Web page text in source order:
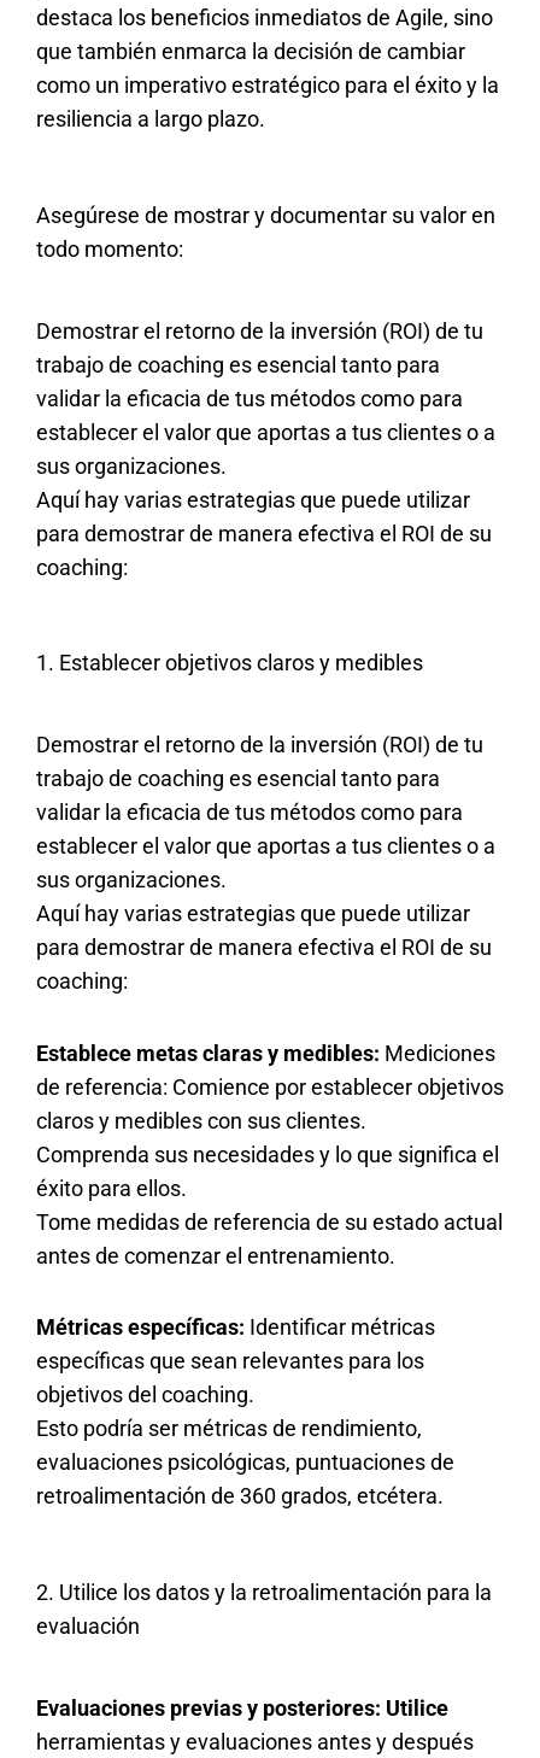
destaca los beneficios inmediatos de Agile, sino
que también enmarca la decisión de cambiar
como un imperativo estratégico para el éxito y la
resiliencia a largo plazo.
Asegúrese de mostrar y documentar su valor en
todo momento:
Demostrar el retorno de la inversión (ROI) de tu
trabajo de coaching es esencial tanto para
validar la eficacia de tus métodos como para
establecer el valor que aportas a tus clientes o a
sus organizaciones.
Aquí hay varias estrategias que puede utilizar
para demostrar de manera efectiva el ROI de su
coaching:
1. Establecer objetivos claros y medibles
Demostrar el retorno de la inversión (ROI) de tu
trabajo de coaching es esencial tanto para
validar la eficacia de tus métodos como para
establecer el valor que aportas a tus clientes o a
sus organizaciones.
Aquí hay varias estrategias que puede utilizar
para demostrar de manera efectiva el ROI de su
coaching:
Establece metas claras y medibles: Mediciones
de referencia: Comience por establecer objetivos
claros y medibles con sus clientes.
Comprenda sus necesidades y lo que significa el
éxito para ellos.
Tome medidas de referencia de su estado actual
antes de comenzar el entrenamiento.
Métricas específicas: Identificar métricas
específicas que sean relevantes para los
objetivos del coaching.
Esto podría ser métricas de rendimiento,
evaluaciones psicológicas, puntuaciones de
retroalimentación de 360 grados, etcétera.
2. Utilice los datos y la retroalimentación para la
evaluación
Evaluaciones previas y posteriores: Utilice
herramientas y evaluaciones antes y después